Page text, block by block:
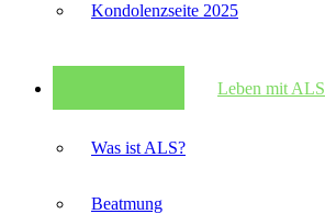
Kondolenzseite 2025
Leben mit ALS
Was ist ALS?
Beatmung